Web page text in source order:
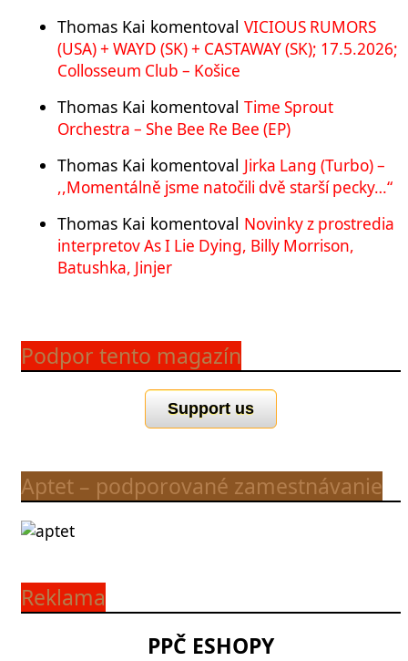
Thomas Kai komentoval VICIOUS RUMORS
(USA) + WAYD (SK) + CASTAWAY (SK); 17.5.2026;
Collosseum Club – Košice
Thomas Kai komentoval Time Sprout
Orchestra – She Bee Re Bee (EP)
Thomas Kai komentoval Jirka Lang (Turbo) –
,,Momentálně jsme natočili dvě starší pecky…“
Thomas Kai komentoval Novinky z prostredia
interpretov As I Lie Dying, Billy Morrison,
Batushka, Jinjer
Podpor tento magazín
Support us
Aptet – podporované zamestnávanie
Reklama
PPČ ESHOPY